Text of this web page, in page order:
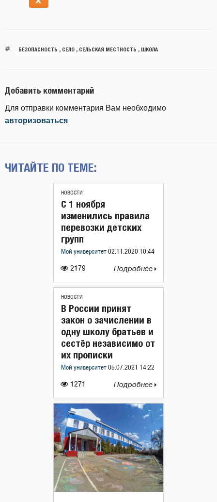
БЕЗОПАСНОСТЬ СЕЛО, СЕЛЬСКАЯ МЕСТНОСТЬ ШКОЛА
Добавить комментарий
Для отправки комментария Вам необходимо
авторизоваться
ЧИТАЙТЕ ПО ТЕМЕ:
НОВОСТИ
2179
С 1 ноября
изменились правила
перевозки детских
групп
Мой университет 02.11.2020 10:44
Подробнее
НОВОСТИ
1271
В России принят
закон о зачислении в
одну школу братьев и
сестёр независимо от
их прописки
Мой университет 05.07.2021 14:22
Подробнее